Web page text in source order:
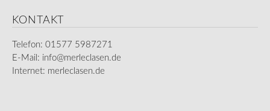
KONTAKT
Telefon: 01577 5987271
E-Mail: info@merleclasen.de
Internet: merleclasen.de